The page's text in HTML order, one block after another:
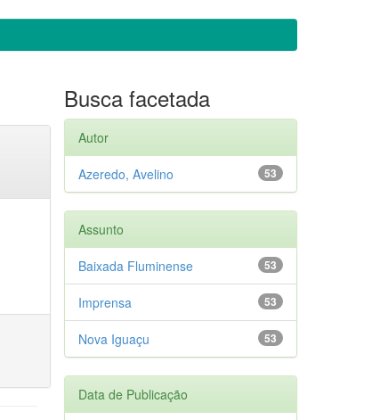
Busca facetada
Autor
53
Azeredo, Avelino
Assunto
53
Baixada Fluminense
53
Imprensa
53
Nova Iguaçu
Data de Publicação